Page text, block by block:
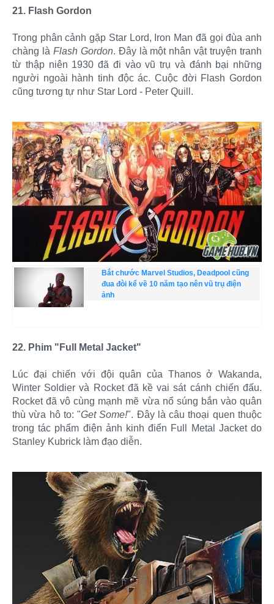
21. Flash Gordon
Trong phân cảnh gặp Star Lord, Iron Man đã gọi đùa anh
chàng là Flash Gordon. Đây là một nhân vật truyện tranh
từ thập niên 1930 đã đi vào vũ trụ và đánh bại những
người ngoài hành tinh độc ác. Cuộc đời Flash Gordon
cũng tương tự như Star Lord - Peter Quill.
Bắt chước Marvel Studios, Deadpool cũng
đua đòi kể về 10 năm tạo nên vũ trụ điện
ảnh
22. Phim "Full Metal Jacket"
Lúc đại chiến với đội quân của Thanos ở Wakanda,
Winter Soldier và Rocket đã kề vai sát cánh chiến đấu.
Rocket đã vô cùng mạnh mẽ vừa nổ súng bắn vào quân
thù vừa hô to: "Get Some!". Đây là câu thoại quen thuộc
trong tác phẩm điện ảnh kinh điển Full Metal Jacket do
Stanley Kubrick làm đạo diễn.